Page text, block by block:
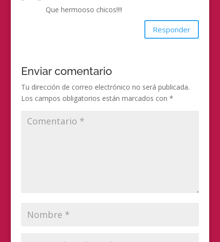
Que hermooso chicos!!!!
Responder
Enviar comentario
Tu dirección de correo electrónico no será publicada.
Los campos obligatorios están marcados con *